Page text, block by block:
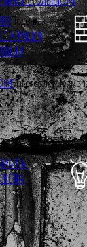
Под заказ
Изготовление,